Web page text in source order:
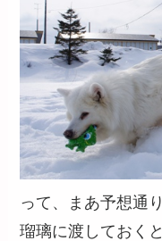
って、まあ予想通
瑠璃に渡しておく